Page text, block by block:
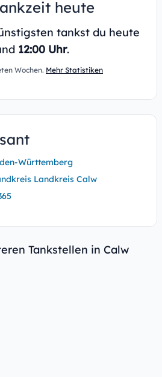
heute
tankst du heute
12:00 Uhr.
Wochen. Mehr Statistiken
Württemberg
Landkreis Calw
Tankstellen in Calw